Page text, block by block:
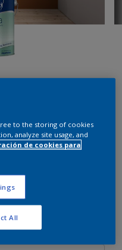
Cambiar de color
to the storing of cookies
analyze site usage, and
de cookies para
All